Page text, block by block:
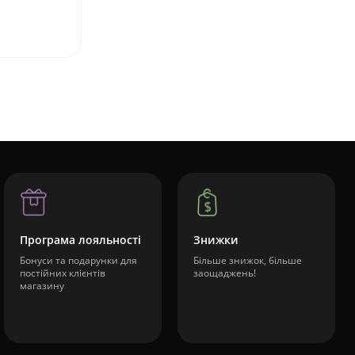
Програма лояльності
Бонуси та подарунки для
постійних клієнтів
магазину
Знижки
Більше знижок, більше
заощаджень!